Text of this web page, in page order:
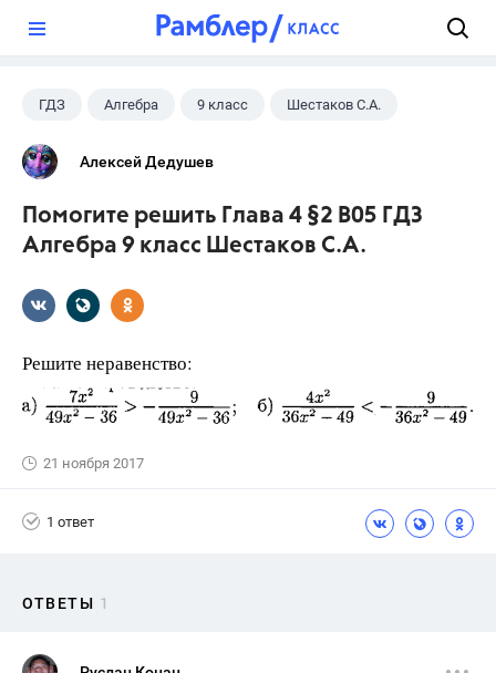
ГДЗ Алгебра 9 класс Шестаков С.А.
Алексей Дедушев
Помогите решить Глава 4 §2 B05 ГДЗ
Алгебра 9 класс Шестаков С.А.
Решите неравенство:
21 ноября 2017
1 ответ
ОТВЕТЫ 1